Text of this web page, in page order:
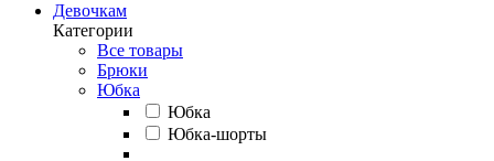
Девочкам
Категории
Все товары
Брюки
Юбка
Юбка
Юбка-шорты